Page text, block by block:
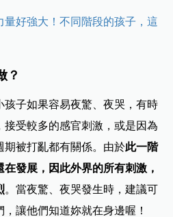
量好強大！不同階段的孩子，這
？
孩子如果容易夜驚、夜哭，有時
受較多的感官刺激，或是因為
期被打亂都有關係。由於此一階
發展，因此外界的所有刺激，
。當夜驚、夜哭發生時，建議可
讓他們知道妳就在身邊喔！